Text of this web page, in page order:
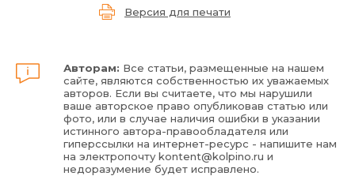
Версия для печати
Авторам: Все статьи, размещенные на нашем
сайте, являются собственностью их уважаемых
авторов. Если вы считаете, что мы нарушили
ваше авторское право опубликовав статью или
фото, или в случае наличия ошибки в указании
истинного автора-правообладателя или
гиперссылки на интернет-ресурс - напишите нам
на электропочтуkontent@kolpino.ru и
недоразумение будет исправлено.